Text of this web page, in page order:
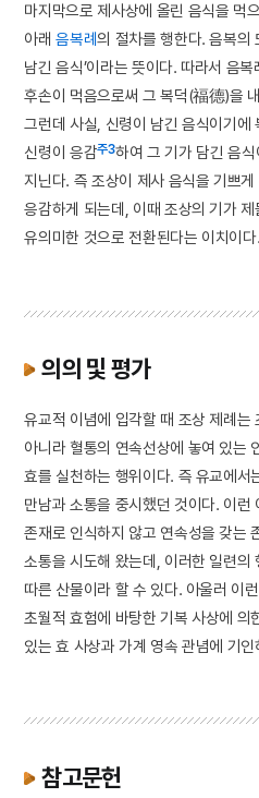
마지막으로 제사상에 올린 음식을 먹
아래음복례의 절차를 행한다. 음복의
남긴 음식’이라는 뜻이다. 따라서 음
후손이 먹음으로써 그 복덕(福德)을
그런데 사실, 신령이 남긴 음식이기에
신령이 응감주3하여 그 기가 담긴 음
지닌다. 즉 조상이 제사 음식을 기쁘게
응감하게 되는데, 이때 조상의 기가
유의미한 것으로 전환된다는 이치이다.
의의 및 평가
유교적 이념에 입각할 때 조상 제례는
아니라 혈통의 연속선상에 놓여 있는
효를 실천하는 행위이다. 즉 유교에서
만남과 소통을 중시했던 것이다. 이런
존재로 인식하지 않고 연속성을 갖는
소통을 시도해 왔는데, 이러한 일련의
따른 산물이라 할 수 있다. 아울러 이
초월적 효험에 바탕한 기복 사상에 의
있는 효 사상과 가계 영속 관념에 기
참고문헌